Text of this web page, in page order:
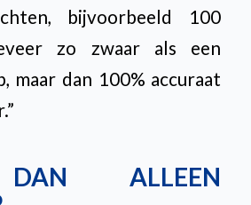
bijvoorbeeld 100
zo zwaar als een
maar dan 100% accuraat
ALLEEN